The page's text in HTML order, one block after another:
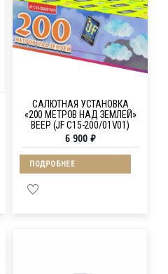
САЛЮТНАЯ УСТАНОВКА
«200 МЕТРОВ НАД ЗЕМЛЕЙ»
ВЕЕР (JF C15-200/01V01)
6 900 ₽
ПОДРОБНЕЕ